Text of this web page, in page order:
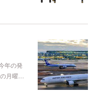
年の発
の月曜…